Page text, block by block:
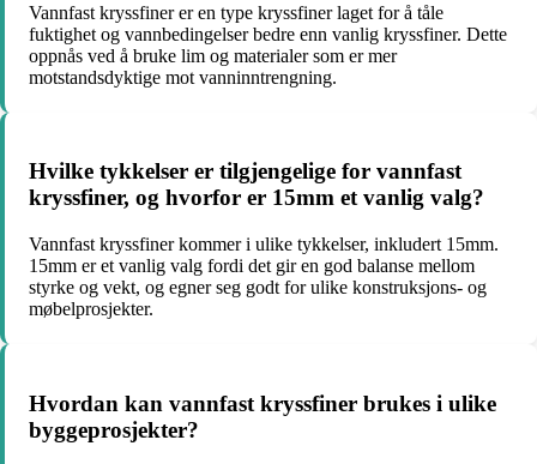
Vannfast kryssfiner er en type kryssfiner laget for å tåle
fuktighet og vannbedingelser bedre enn vanlig kryssfiner. Dette
oppnås ved å bruke lim og materialer som er mer
motstandsdyktige mot vanninntrengning.
Hvilke tykkelser er tilgjengelige for vannfast
kryssfiner, og hvorfor er 15mm et vanlig valg?
Vannfast kryssfiner kommer i ulike tykkelser, inkludert 15mm.
15mm er et vanlig valg fordi det gir en god balanse mellom
styrke og vekt, og egner seg godt for ulike konstruksjons- og
møbelprosjekter.
Hvordan kan vannfast kryssfiner brukes i ulike
byggeprosjekter?